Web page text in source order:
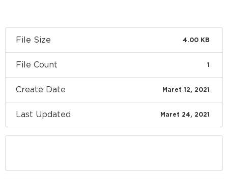
File Size 4.00 KB
File Count 1
Create Date Maret 12, 2021
Last Updated Maret 24, 2021